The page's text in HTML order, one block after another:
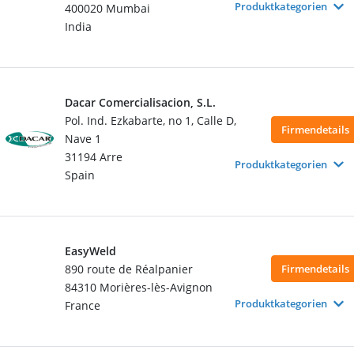
400020 Mumbai
India
Produktkategorien
Dacar Comercialisacion, S.L.
Pol. Ind. Ezkabarte, no 1, Calle D,
Nave 1
31194 Arre
Spain
Firmendetails
Produktkategorien
EasyWeld
890 route de Réalpanier
84310 Morières-lès-Avignon
France
Firmendetails
Produktkategorien